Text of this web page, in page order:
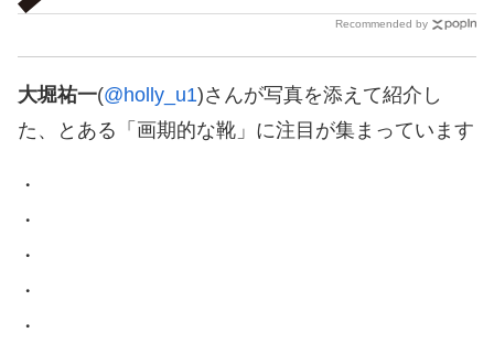
Recommended by
大堀祐一(@holly_u1)さんが写真を添えて紹介し
た、とある「画期的な靴」に注目が集まっています
・
・
・
・
・